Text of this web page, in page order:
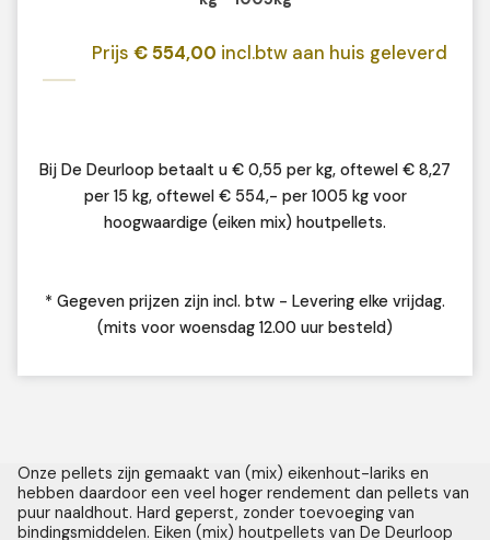
Prijs € 554,00 incl.btw aan huis geleverd
Bij De Deurloop betaalt u € 0,55 per kg, oftewel € 8,27
per 15 kg, oftewel € 554,- per 1005 kg voor
hoogwaardige (eiken mix) houtpellets.
* Gegeven prijzen zijn incl. btw - Levering elke vrijdag.
(mits voor woensdag 12.00 uur besteld)
Onze pellets zijn gemaakt van (mix) eikenhout-lariks en
hebben daardoor een veel hoger rendement dan pellets van
puur naaldhout. Hard geperst, zonder toevoeging van
bindingsmiddelen. Eiken (mix) houtpellets van De Deurloop